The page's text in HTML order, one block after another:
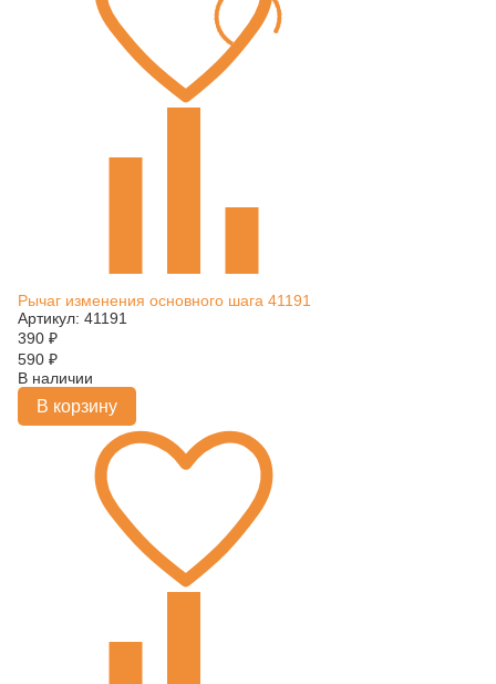
Рычаг изменения основного шага 41191
Артикул: 41191
390 ₽
590 ₽
В наличии
В корзину